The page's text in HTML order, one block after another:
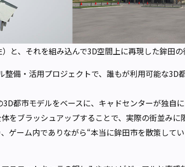
と、それを組み込んで3D空間上に再現した鉾田の
整備・活用プロジェクトで、誰もが利用可能な3D
都市モデルをベースに、キャドセンターが独自
をブラッシュアップすることで、実際の街並み
ゲーム内でありながら“本当に鉾田市を散策して